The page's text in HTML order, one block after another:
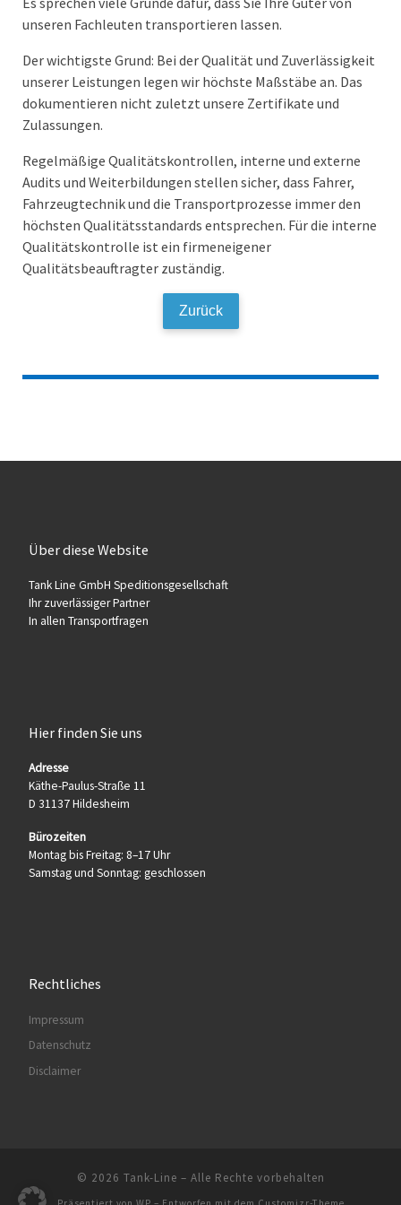
unseren Fachleuten transportieren lassen.
Der wichtigste Grund: Bei der Qualität und Zuverlässigkeit
unserer Leistungen legen wir höchste Maßstäbe an. Das
dokumentieren nicht zuletzt unsere Zertifikate und
Zulassungen.
Regelmäßige Qualitätskontrollen, interne und externe
Audits und Weiterbildungen stellen sicher, dass Fahrer,
Fahrzeugtechnik und die Transportprozesse immer den
höchsten Qualitätsstandards entsprechen. Für die interne
Qualitätskontrolle ist ein firmeneigener
Qualitätsbeauftragter zuständig.
Zurück
Über diese Website
Tank Line GmbH Speditionsgesellschaft
Ihr zuverlässiger Partner
In allen Transportfragen
Hier finden Sie uns
Adresse
Käthe-Paulus-Straße 11
D 31137 Hildesheim
Bürozeiten
Montag bis Freitag: 8–17 Uhr
Samstag und Sonntag: geschlossen
Rechtliches
Impressum
Datenschutz
Disclaimer
© 2026 Tank-Line – Alle Rechte vorbehalten